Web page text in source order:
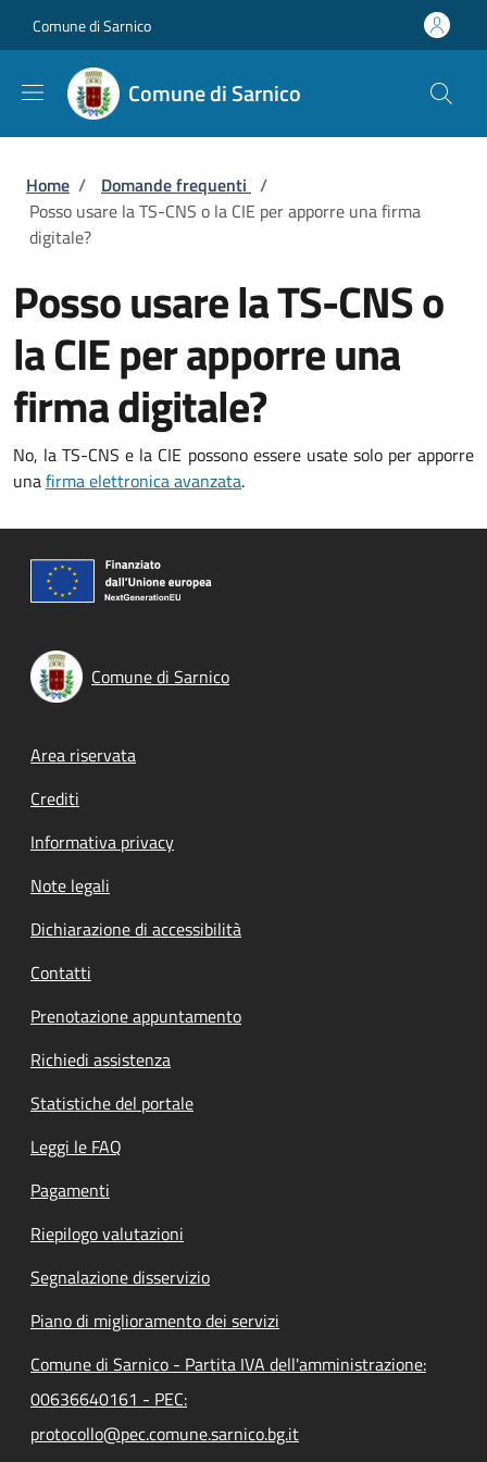
Comune di Sarnico
Comune di Sarnico
Briciole di pane
Home / Domande frequenti /
Posso usare la TS-CNS o la CIE per apporre una firma
digitale?
Posso usare la TS-CNS o
la CIE per apporre una
firma digitale?
No, la TS-CNS e la CIE possono essere usate solo per apporre
unafirma elettronica avanzata.
Comune di Sarnico
Footer menu
Area riservata
Crediti
Informativa privacy
Note legali
Dichiarazione di accessibilità
Contatti
Prenotazione appuntamento
Richiedi assistenza
Statistiche del portale
Leggi le FAQ
Pagamenti
Riepilogo valutazioni
Segnalazione disservizio
Piano di miglioramento dei servizi
Comune di Sarnico - Partita IVA dell'amministrazione:
00636640161 - PEC:
protocollo@pec.comune.sarnico.bg.it